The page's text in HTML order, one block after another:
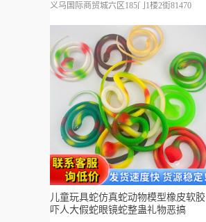
义乌国际商贸城六区185门1楼2街81470
儿童玩具蛇仿真蛇动物模型橡皮软胶
吓人大假蛇眼镜蛇整蛊礼物恶搞